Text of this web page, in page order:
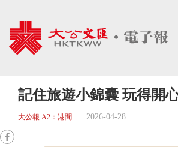
記住旅遊小錦囊 玩得開
大公報 A2：港聞 2026-04-28